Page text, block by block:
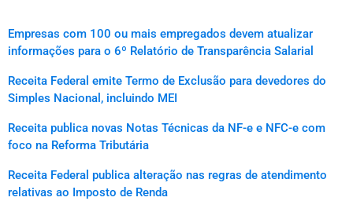
Empresas com 100 ou mais empregados devem atualizar
informações para o 6º Relatório de Transparência Salarial
Receita Federal emite Termo de Exclusão para devedores do
Simples Nacional, incluindo MEI
Receita publica novas Notas Técnicas da NF-e e NFC-e com
foco na Reforma Tributária
Receita Federal publica alteração nas regras de atendimento
relativas ao Imposto de Renda